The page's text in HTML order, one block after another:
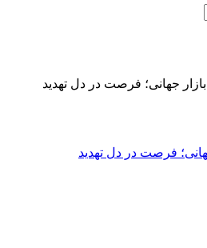
بازار جهانی؛ فرصت در دل تهدید
جهانی؛ فرصت در دل تهدید